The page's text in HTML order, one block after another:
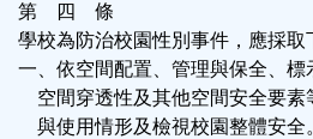
第 四 條
學校為防治校園性別事件，應採
一、依空間配置、管理與保全、
空間穿透性及其他空間安全要素
與使用情形及檢視校園整體安全